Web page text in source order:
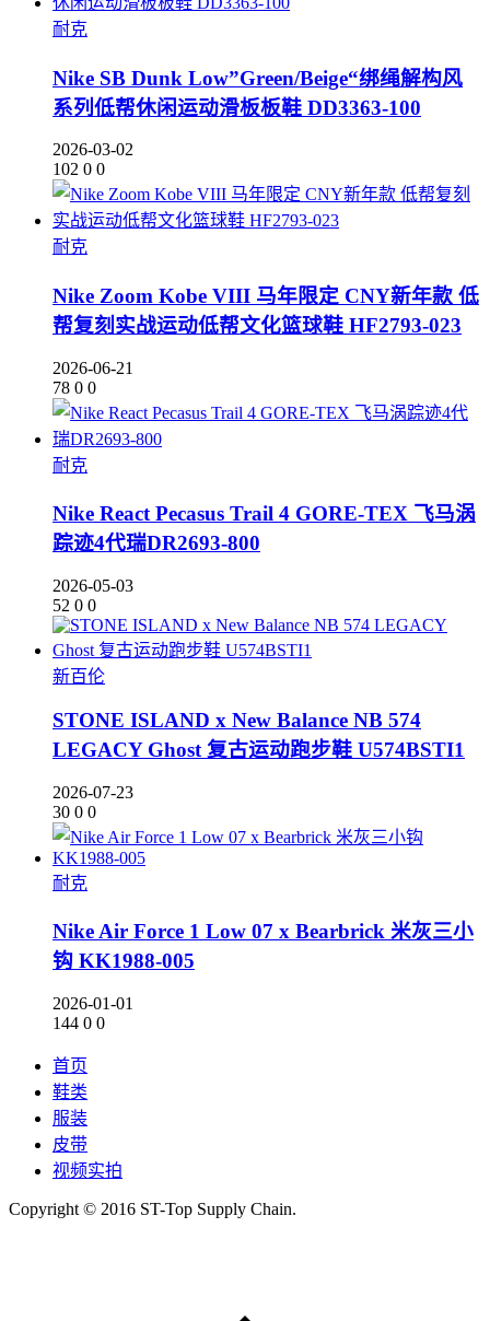
耐克
Nike SB Dunk Low”Green/Beige“绑绳解构风
系列低帮休闲运动滑板板鞋 DD3363-100
2026-03-02
102 0 0
耐克
Nike Zoom Kobe VIII 马年限定 CNY新年款 低
帮复刻实战运动低帮文化篮球鞋 HF2793-023
2026-06-21
78 0 0
耐克
Nike React Pecasus Trail 4 GORE-TEX 飞马涡
踪迹4代瑞DR2693-800
2026-05-03
52 0 0
新百伦
STONE ISLAND x New Balance NB 574
LEGACY Ghost 复古运动跑步鞋 U574BSTI1
2026-07-23
30 0 0
耐克
Nike Air Force 1 Low 07 x Bearbrick 米灰三小
钩 KK1988-005
2026-01-01
144 0 0
首页
鞋类
服装
皮带
视频实拍
Copyright © 2016 ST-Top Supply Chain.